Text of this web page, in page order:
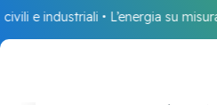
• L’energia su misura